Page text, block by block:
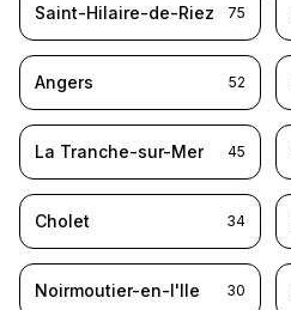
Saint-Hilaire-de-Riez 75
Angers 52
La Tranche-sur-Mer 45
Cholet 34
Noirmoutier-en-l'Ile 30